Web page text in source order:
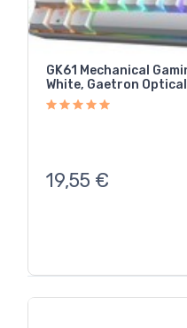
GK61 Mechanical
White, Gaetron
19,55 €